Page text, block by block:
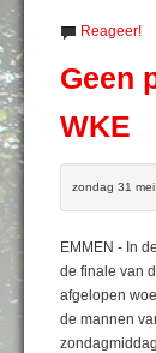
Reageer!
Geen
WKE
zondag 31
EMMEN - In
de finale van
afgelopen
de mannen